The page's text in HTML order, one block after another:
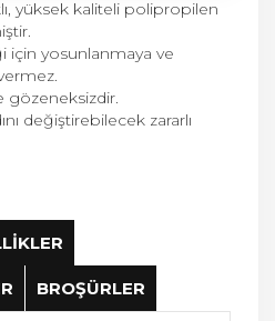
yüksek kaliteli polipropilen
için yosunlanmaya ve
gözeneksizdir.
değiştirebilecek zararlı
BROŞÜRLER